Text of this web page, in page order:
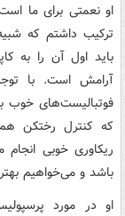
او نعمتی برای ما
ترکیب داشتم که
باید اول آن را به
آرامش است. با
فوتبالیست‌های خوب
که کنترل رختکن هم
ریکاوری خوبی
باشد و می‌خواهیم
او در مورد